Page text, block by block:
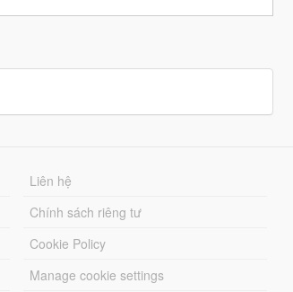
Liên hệ
Chính sách riêng tư
Cookie Policy
Manage cookie settings